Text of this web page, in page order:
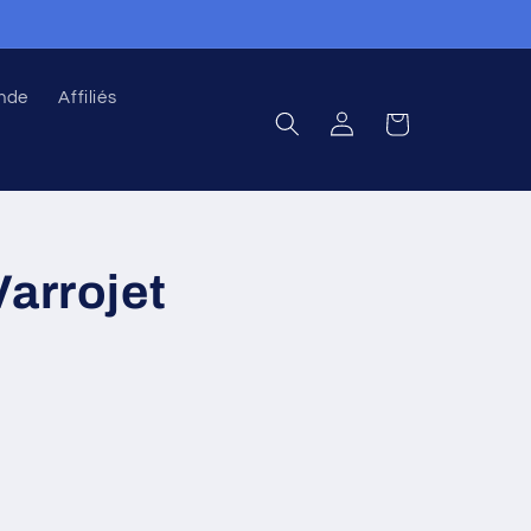
Affiliés
S'identifierChariot